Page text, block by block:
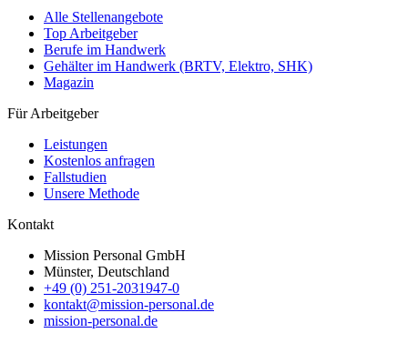
Alle Stellenangebote
Top Arbeitgeber
Berufe im Handwerk
Gehälter im Handwerk (BRTV, Elektro, SHK)
Magazin
Für Arbeitgeber
Leistungen
Kostenlos anfragen
Fallstudien
Unsere Methode
Kontakt
Mission Personal GmbH
Münster, Deutschland
+49 (0) 251-2031947-0
kontakt@mission-personal.de
mission-personal.de